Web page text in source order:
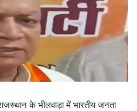
के भीलवाड़ा में भारतीय जनता